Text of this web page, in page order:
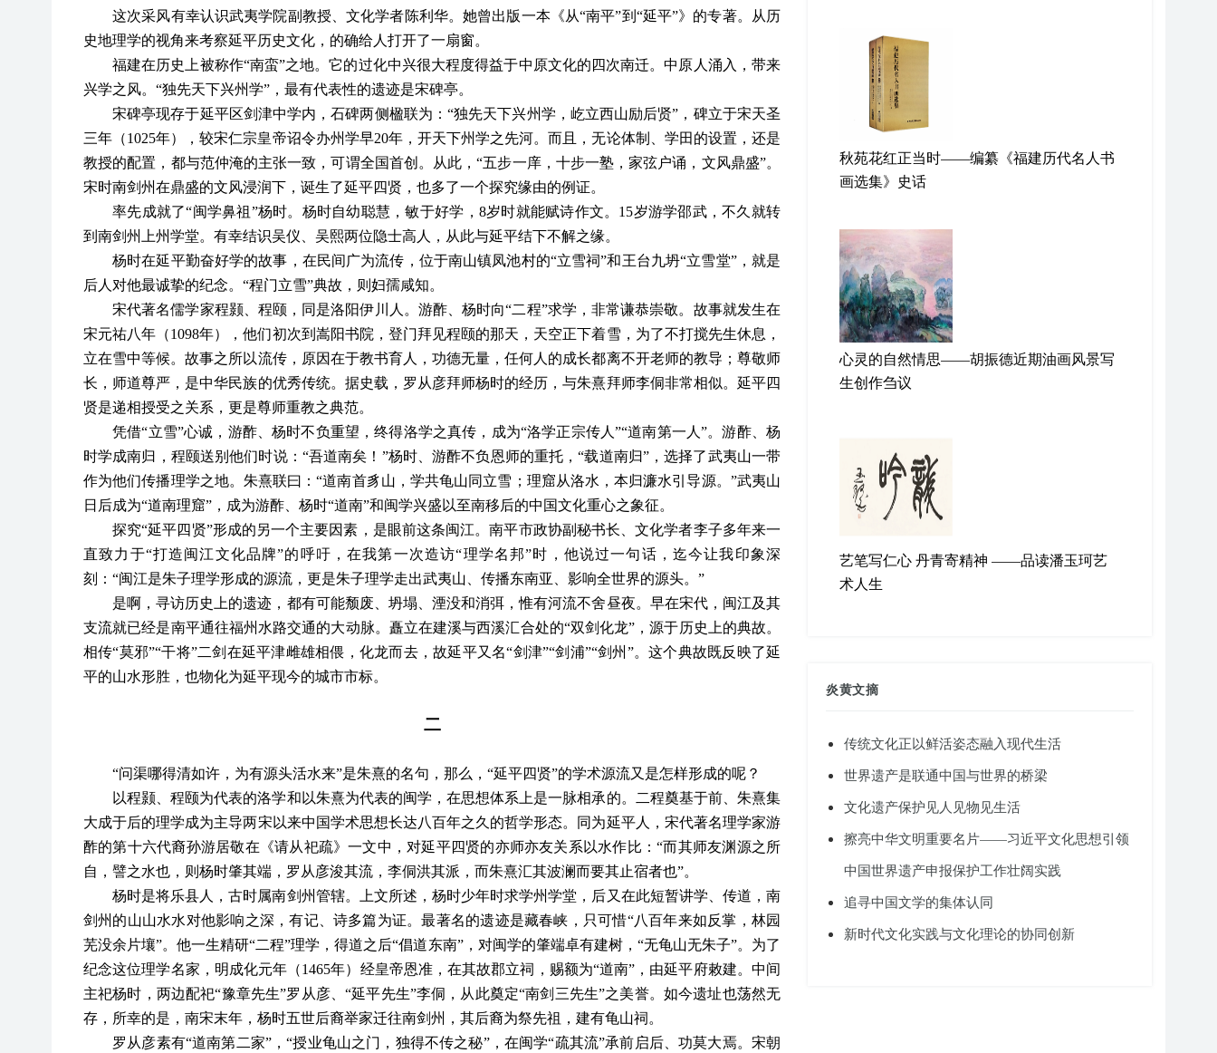
这次采风有幸认识武夷学院副教授、文化学者陈利华。她曾出版一本《从“南平”到“延平”》的专著。从历
史地理学的视角来考察延平历史文化，的确给人打开了一扇窗。
福建在历史上被称作“南蛮”之地。它的过化中兴很大程度得益于中原文化的四次南迁。中原人涌入，带来
兴学之风。“独先天下兴州学”，最有代表性的遗迹是宋碑亭。
宋碑亭现存于延平区剑津中学内，石碑两侧楹联为： “独先天下兴州学，屹立西山励后贤”，碑立于宋天圣
三年（1025年），较宋仁宗皇帝诏令办州学早20年，开天下州学之先河。而且，无论体制、学田的设置，还是
教授的配置，都与范仲淹的主张一致，可谓全国首创。从此，“五步一庠，十步一塾，家弦户诵，文风鼎盛”。
宋时南剑州在鼎盛的文风浸润下，诞生了延平四贤，也多了一个探究缘由的例证。
率先成就了“闽学鼻祖”杨时。杨时自幼聪慧，敏于好学，8岁时就能赋诗作文。15岁游学邵武，不久就转
到南剑州上州学堂。有幸结识吴仪、吴熙两位隐士高人，从此与延平结下不解之缘。
杨时在延平勤奋好学的故事，在民间广为流传，位于南山镇凤池村的“立雪祠”和王台九坍“立雪堂”，就是
后人对他最诚挚的纪念。“程门立雪”典故，则妇孺咸知。
宋代著名儒学家程颢、程颐，同是洛阳伊川人。游酢、杨时向“二程”求学，非常谦恭崇敬。故事就发生在
宋元祐八年（1098年），他们初次到嵩阳书院，登门拜见程颐的那天，天空正下着雪，为了不打搅先生休息，
立在雪中等候。故事之所以流传，原因在于教书育人，功德无量，任何人的成长都离不开老师的教导；尊敬师
长，师道尊严，是中华民族的优秀传统。据史载，罗从彦拜师杨时的经历，与朱熹拜师李侗非常相似。延平四
贤是递相授受之关系，更是尊师重教之典范。
凭借“立雪”心诚，游酢、杨时不负重望，终得洛学之真传，成为“洛学正宗传人”“道南第一人”。游酢、杨
时学成南归，程颐送别他们时说：“吾道南矣！”杨时、游酢不负恩师的重托，“载道南归”，选择了武夷山一带
作为他们传播理学之地。朱熹联曰：“道南首豸山，学共龟山同立雪；理窟从洛水，本归濂水引导源。”武夷山
日后成为“道南理窟”，成为游酢、杨时“道南”和闽学兴盛以至南移后的中国文化重心之象征。
探究“延平四贤”形成的另一个主要因素，是眼前这条闽江。南平市政协副秘书长、文化学者李子多年来一
直致力于“打造闽江文化品牌”的呼吁，在我第一次造访“理学名邦”时，他说过一句话，迄今让我印象深
刻：“闽江是朱子理学形成的源流，更是朱子理学走出武夷山、传播东南亚、影响全世界的源头。”
是啊，寻访历史上的遗迹，都有可能颓废、坍塌、湮没和消弭，惟有河流不舍昼夜。早在宋代，闽江及其
支流就已经是南平通往福州水路交通的大动脉。矗立在建溪与西溪汇合处的“双剑化龙”，源于历史上的典故。
相传“莫邪”“干将”二剑在延平津雌雄相偎，化龙而去，故延平又名“剑津”“剑浦”“剑州”。这个典故既反映了延
平的山水形胜，也物化为延平现今的城市市标。
二
“问渠哪得清如许，为有源头活水来”是朱熹的名句，那么，“延平四贤”的学术源流又是怎样形成的呢？
以程颢、程颐为代表的洛学和以朱熹为代表的闽学，在思想体系上是一脉相承的。二程奠基于前、朱熹集
大成于后的理学成为主导两宋以来中国学术思想长达八百年之久的哲学形态。同为延平人，宋代著名理学家游
酢的第十六代裔孙游居敬在《请从祀疏》一文中，对延平四贤的亦师亦友关系以水作比：“而其师友渊源之所
自，譬之水也，则杨时肇其端，罗从彦浚其流，李侗洪其派，而朱熹汇其波澜而要其止宿者也”。
杨时是将乐县人，古时属南剑州管辖。上文所述，杨时少年时求学州学堂，后又在此短暂讲学、传道，南
剑州的山山水水对他影响之深，有记、诗多篇为证。最著名的遗迹是藏春峡，只可惜“八百年来如反掌，林园
芜没余片壤”。他一生精研“二程”理学，得道之后“倡道东南”，对闽学的肇端卓有建树，“无龟山无朱子”。为了
纪念这位理学名家，明成化元年（1465年）经皇帝恩准，在其故郡立祠，赐额为“道南”，由延平府敕建。中间
主祀杨时，两边配祀“豫章先生”罗从彦、“延平先生”李侗，从此奠定“南剑三先生”之美誉。如今遗址也荡然无
存，所幸的是，南宋末年，杨时五世后裔举家迁往南剑州，其后裔为祭先祖，建有龟山祠。
罗从彦素有“道南第二家”，“授业龟山之门，独得不传之秘”，在闽学“疏其流”承前启后、功莫大焉。宋朝
秋苑花红正当时——编纂《福建历代名人书
画选集》史话
心灵的自然情思——胡振德近期油画风景写
生创作刍议
艺笔写仁心 丹青寄精神 ——品读潘玉珂艺
术人生
炎黄文摘
传统文化正以鲜活姿态融入现代生活
世界遗产是联通中国与世界的桥梁
文化遗产保护见人见物见生活
擦亮中华文明重要名片——习近平文化思想引领
中国世界遗产申报保护工作壮阔实践
追寻中国文学的集体认同
新时代文化实践与文化理论的协同创新